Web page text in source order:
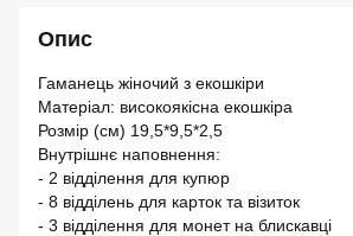
Опис
Гаманець жіночий з екошкіри
Матеріал: високоякісна екошкіра
Розмір (см) 19,5*9,5*2,5
Внутрішнє наповнення:
- 2 відділення для купюр
- 8 відділень для карток та візиток
- 3 відділення для монет на блискавці